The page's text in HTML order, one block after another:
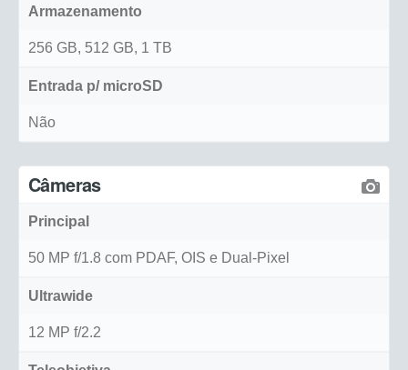
Armazenamento
256 GB, 512 GB, 1 TB
Entrada p/ microSD
Não
Câmeras
Principal
50 MP f/1.8 com PDAF, OIS e Dual-Pixel
Ultrawide
12 MP f/2.2